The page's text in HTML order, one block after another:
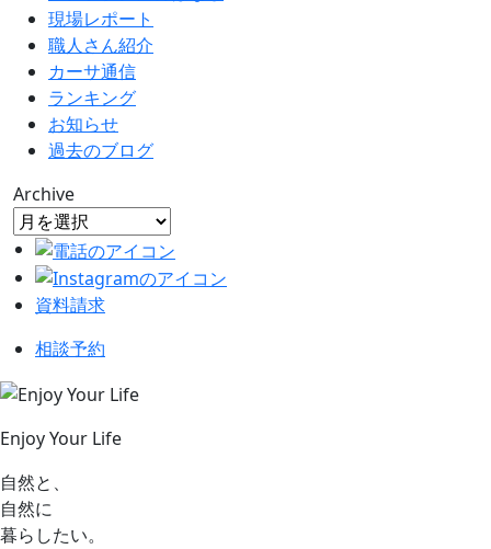
現場レポート
職人さん紹介
カーサ通信
ランキング
お知らせ
過去のブログ
Archive
資料請求
相談予約
Enjoy Your Life
自然と、
自然に
暮らしたい。